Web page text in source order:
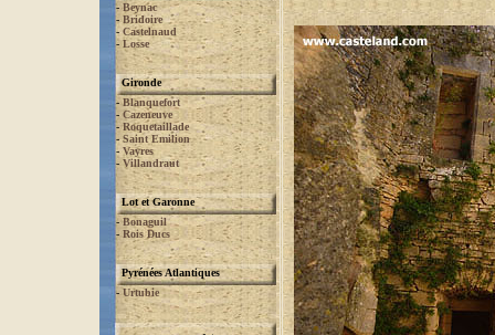
-Beynac
- Bridoire
- Castelnaud
-Losse
Gironde
-Blanquefort
- Cazeneuve
-Roquetaillade
-Saint Emilion
- Vayres
- Villandraut
Lot et Garonne
-Bonaguil
- Rois Ducs
Pyrénées Atlantiques
- Urtubie